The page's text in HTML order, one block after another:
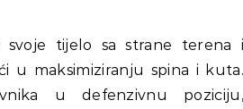
svoje tijelo sa strane terena i
u maksimiziranju spina i kuta.
u defenzivnu poziciju,